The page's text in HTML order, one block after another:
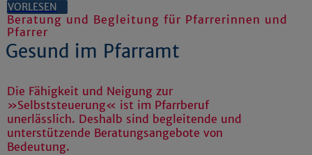
VORLESEN
Beratung und Begleitung für Pfarrerinnen und
Pfarrer
Gesund im Pfarramt
Die Fähigkeit und Neigung zur
»Selbststeuerung« ist im Pfarrberuf
unerlässlich. Deshalb sind begleitende und
unterstützende Beratungsangebote von
Bedeutung.